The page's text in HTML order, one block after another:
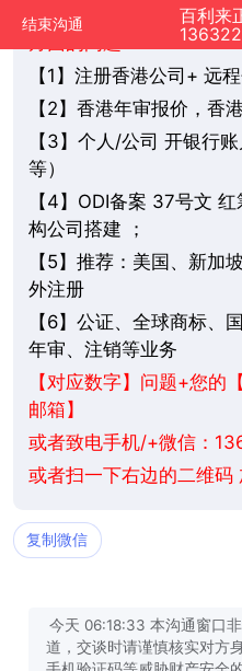
结束沟通
百利来
您好，我是在线人工客服
【 1】注册香港公司+ 远
【 2】香港年审报价，香
【 3】个人/公司 开银行
等）
【 4】ODI备案 37号文
构公司搭建 ；
【 5】推荐：美国、新加坡
外注册
【 6】公证、全球商标、
年审、注销等业务
【对应数字】问题+您的
邮箱】
或者致电手机/+微信：
或者扫一下右边的二维码
复制微信
今天 06:18:33 本沟通窗口
道，交谈时请谨慎核实对方